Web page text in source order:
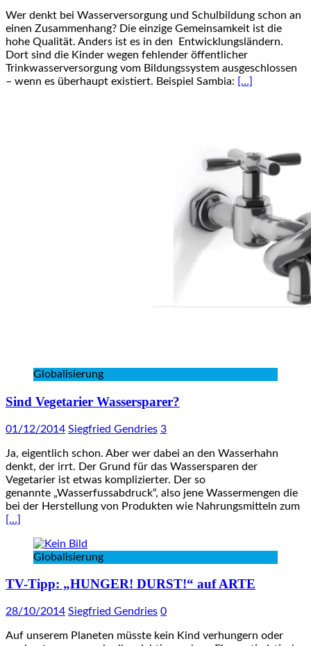
Wer denkt bei Wasserversorgung und Schulbildung schon an
einen Zusammenhang? Die einzige Gemeinsamkeit ist die
hohe Qualität. Anders ist es in den Entwicklungsländern.
Dort sind die Kinder wegen fehlender öffentlicher
Trinkwasserversorgung vom Bildungssystem ausgeschlossen
– wenn es überhaupt existiert. Beispiel Sambia: […]
Globalisierung
Sind Vegetarier Wassersparer?
01/12/2014 Siegfried Gendries 3
Ja, eigentlich schon. Aber wer dabei an den Wasserhahn
denkt, der irrt. Der Grund für das Wassersparen der
Vegetarier ist etwas komplizierter. Der so
genannte „Wasserfussabdruck“, also jene Wassermengen die
bei der Herstellung von Produkten wie Nahrungsmitteln zum
[…]
Globalisierung
TV-Tipp: „HUNGER! DURST!“ auf ARTE
28/10/2014 Siegfried Gendries 0
Auf unserem Planeten müsste kein Kind verhungern oder